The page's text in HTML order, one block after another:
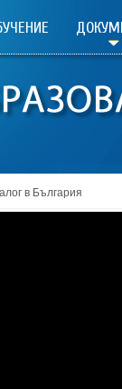
в България